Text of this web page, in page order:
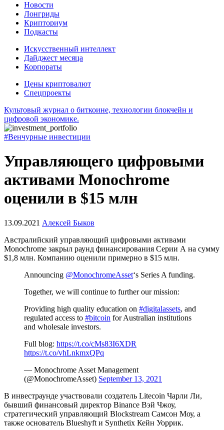
Новости
Лонгриды
Крипториум
Подкасты
Искусственный интеллект
Дайджест месяца
Корпораты
Цены криптовалют
Спецпроекты
Культовый журнал о биткоине, технологии блокчейн и
цифровой экономике.
#Венчурные инвестиции
Управляющего цифровыми
активами Monochrome
оценили в $15 млн
13.09.2021 Алексей Быков
Австралийский управляющий цифровыми активами
Monochrome закрыл раунд финансирования Серии А на сумму
$1,8 млн. Компанию оценили примерно в $15 млн.
Announcing @MonochromeAsset‘s Series A funding.
Together, we will continue to further our mission:
Providing high quality education on #digitalassets, and
regulated access to #bitcoin for Australian institutions
and wholesale investors.
Full blog: https://t.co/cMs83I6XDR
https://t.co/vhLnkmxQPq
— Monochrome Asset Management
(@MonochromeAsset) September 13, 2021
В инвестраунде участвовали создатель Litecoin Чарли Ли,
бывший финансовый директор Binance Вэй Чжоу,
стратегический управляющий Blockstream Самсон Моу, а
также основатель Blueshyft и Synthetix Кейн Уоррик.